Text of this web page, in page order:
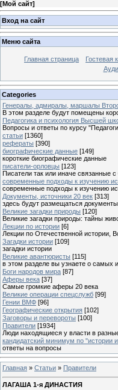
[Мой сайт]
Вход на сайт
Меню сайта
Главная страница Гостевая
Categories
Генералы, адмиралы, маршалы
В этом разделе будут помещены
Педагогика и психология Высшей
Вопросы и ответы по курсу
статьи [1360]
рефераты [390]
биографические данные [149]
короткие биографические данные
писатели-орловцы [123]
Писатели так или иначе связанные
современные подходы к изучению
современные подходы к изучению
Документы, источники 20 век [313]
здесь будут размещаться
Великие загадки природы [120]
Великие загадки природы: тайны
Лекции по истории [6]
Лекции по Отечественной истории,
Загадки истории [109]
загадки истории
Великие авантюристы [115]
в этом разделе вы узнаете о самых
Боги народов мира [87]
Аферы века [37]
Самые громкие аферы 20 века
Великие операции спецслужб [99]
Гении ВМФ [96]
Географические открытия [102]
Заговоры и перевороты [100]
Правители [1934]
Люди находящиеся у власти в
кандидатский минимум по "истории
ответы на вопросы
Главная » Статьи » Правители
ЛАГАША 1-я ДИНАСТИЯ